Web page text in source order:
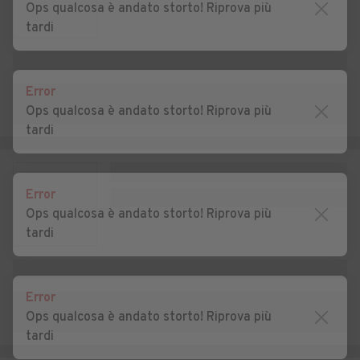
Auto usate Coccaglio
Auto usate Comezzano-
Cizzago
Auto usate Dello
Auto usate Esine Auto usate Fiesse
Ops qualcosa è andato storto! Riprova più
tardi
Error
Ops qualcosa è andato storto! Riprova più
tardi
Error
Ops qualcosa è andato storto! Riprova più
tardi
Error
Ops qualcosa è andato storto! Riprova più
tardi